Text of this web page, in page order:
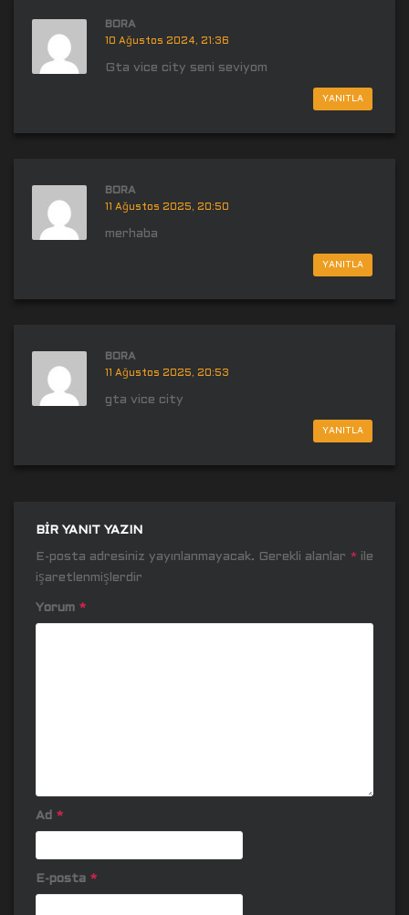
BORA
10 Ağustos 2024, 21:36
Gta vice city seni seviyom
YANITLA
BORA
11 Ağustos 2025, 20:50
merhaba
YANITLA
BORA
11 Ağustos 2025, 20:53
gta vice city
YANITLA
BIR YANIT YAZIN
E-posta adresiniz yayınlanmayacak. Gerekli alanlar * ile
işaretlenmişlerdir
Yorum *
Ad *
E-posta *